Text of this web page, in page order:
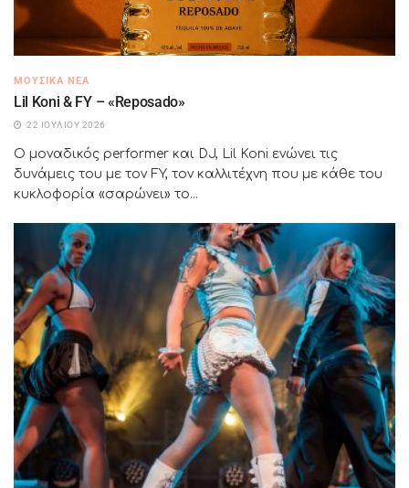
ΜΟΥΣΙΚΆ ΝΈΑ
Lil Koni & FY – «Reposado»
22 ΙΟΥΛΊΟΥ 2026
Ο μοναδικός performer και DJ, Lil Koni ενώνει τις
δυνάμεις του με τον FY, τον καλλιτέχνη που με κάθε του
κυκλοφορία «σαρώνει» το...